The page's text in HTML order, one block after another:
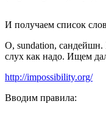
И получаем список
О, sundation, сандейшн.
слух как надо. Ищем
http://impossibility.org/
Вводим правила: